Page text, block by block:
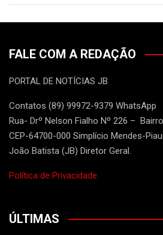
FALE COM A REDAÇÃO
PORTAL DE NOTÍCIAS JB
Contatos (89) 99972-9379 WhatsApp
Rua- Drº Nelson Fialho Nº 226 –
CEP-64700-000 Simplício Mendes-Piaui.
João Batista (JB) Diretor Geral.
Política de Privacidade.
ÚLTIMAS